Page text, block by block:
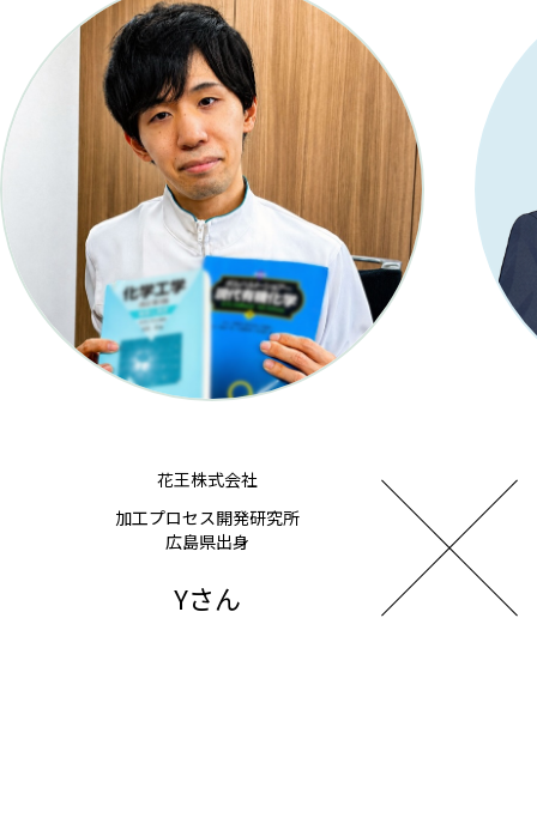
花王株式会社
加工プロセス開発研究所
広島県出身
Yさん